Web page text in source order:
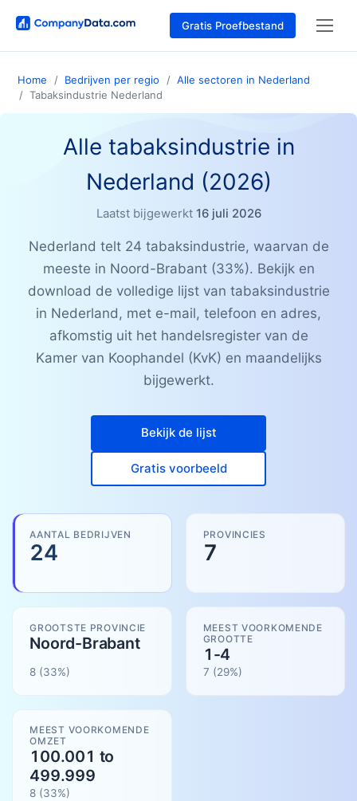
Gratis Proefbestand
Home Bedrijven per regio
Alle sectoren in Nederland
Tabaksindustrie Nederland
Alle tabaksindustrie in
Nederland (2026)
Laatst bijgewerkt 16 juli 2026
Nederland telt 24 tabaksindustrie, waarvan de
meeste in Noord-Brabant (33%). Bekijk en
download de volledige lijst van tabaksindustrie
in Nederland, met e-mail, telefoon en adres,
afkomstig uit het handelsregister van de
Kamer van Koophandel (KvK) en maandelijks
bijgewerkt.
Bekijk de lijst
Gratis voorbeeld
AANTAL BEDRIJVEN
24
PROVINCIES
7
GROOTSTE PROVINCIE
Noord-Brabant
8 (33%)
MEEST VOORKOMENDE
GROOTTE
1-4
7 (29%)
MEEST VOORKOMENDE
OMZET
100.001 to
499.999
8 (33%)